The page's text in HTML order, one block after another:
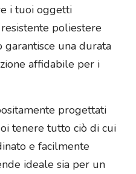
i tuoi oggetti
poliestere
garantisce una durata
affidabile per i
progettati
tenere tutto ciò di cui
e facilmente
ideale sia per un